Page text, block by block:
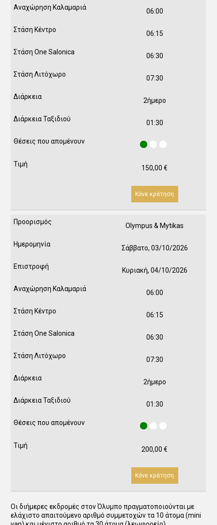
06:00
06:15
06:30
07:30
2ήμερο
01:30
150,00€
Κάνε κράτηση
Olympus & Mytikas
Σάββατο, 03/10/2026
Κυριακή, 04/10/2026
06:00
06:15
06:30
07:30
2ήμερο
01:30
200,00€
Κάνε κράτηση
Οι διήμερες εκδρομές στον Όλυμπο πραγματοποιούνται με
ελάχιστο απαιτούμενο αριθμό συμμετοχών τα 10 άτομα (mini